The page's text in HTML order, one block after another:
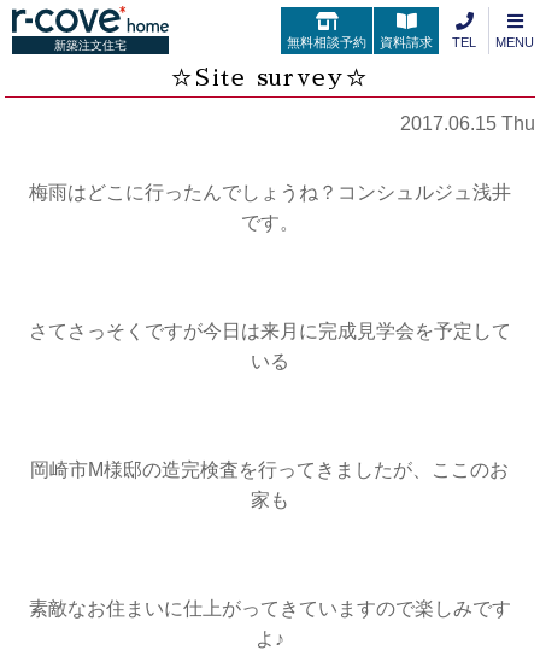
新築注文住宅 無料相談予約 資料請求 TEL MENU
☆Site survey☆
2017.06.15 Thu
梅雨はどこに行ったんでしょうね？コンシュルジュ浅井
です。
さてさっそくですが今日は来月に完成見学会を予定して
いる
岡崎市M様邸の造完検査を行ってきましたが、ここのお
家も
素敵なお住まいに仕上がってきていますので楽しみです
よ♪